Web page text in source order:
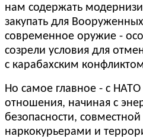
нам содержать
закупать для
современное оружие -
созрели условия для
с карабахским
Но самое главное - с
отношения, начиная с
безопасности,
наркокурьерами и